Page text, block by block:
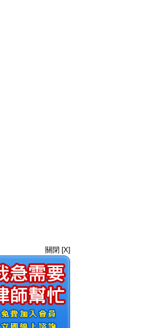
關閉 [X]